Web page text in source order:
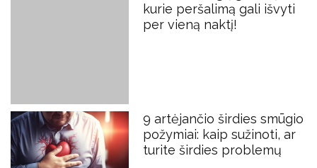
kurie peršalimą gali išvyti
per vieną naktį!
9 artėjančio širdies smūgio
požymiai: kaip sužinoti, ar
turite širdies problemų